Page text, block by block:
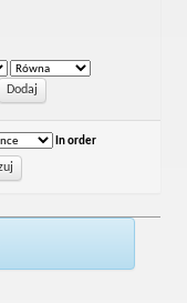
In order